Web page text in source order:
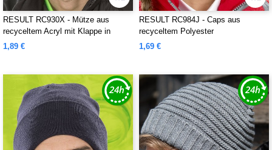
RESULT RC930X - Mütze aus
recyceltem Acryl mit Klappe in
Kontrastfarbe
1,89 €
RESULT RC984J - Caps aus
recyceltem Polyester
1,69 €